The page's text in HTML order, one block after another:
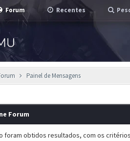
Forum Recentes
Painel de Mensagens
Forum
foram obtidos resultados, com os